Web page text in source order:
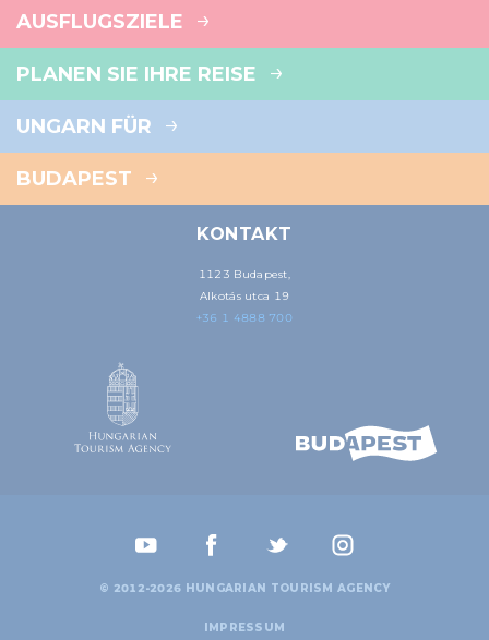
AUSFLUGSZIELE
PLANEN SIE IHRE REISE
UNGARN FÜR
BUDAPEST
KONTAKT
1123 Budapest,
Alkotás utca 19
+36 1 4888 700
© 2012-2026 HUNGARIAN TOURISM AGENCY
IMPRESSUM